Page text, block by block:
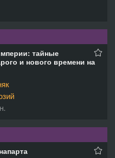
тайные
и нового времени на